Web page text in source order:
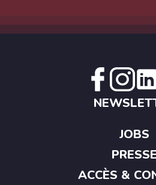
JOBS
PRESSE
ACCÈS &